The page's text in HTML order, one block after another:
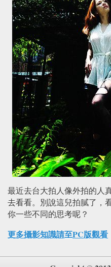
最近去台大拍人像外拍的人
去看看。別說這兒拍膩了，
你一些不同的思考呢？
更多攝影知識請至PC版觀看